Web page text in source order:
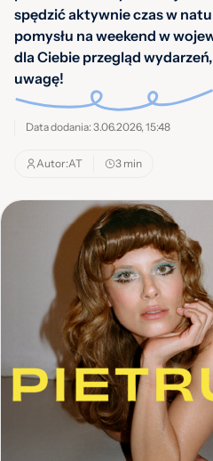
spędzić aktywnie czas w
pomysłu na weekend w
dla Ciebie przegląd
uwagę!
Data dodania: 3.06.2026, 15:48
Autor:AT 3 min